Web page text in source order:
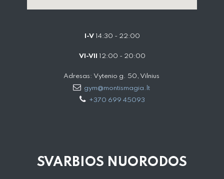
I-V14:30 - 22:00
VI-VII 12:00 - 20:00
Adresas: Vytenio g. 50, Vilnius
gym@montismagia.lt
+370 699 45093
SVARBIOS NUORODOS